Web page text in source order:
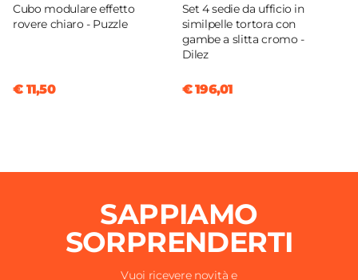
Cubo modulare effetto
rovere chiaro - Puzzle
€ 11,50
Set 4 sedie da ufficio in
similpelle tortora con
gambe a slitta cromo -
Dilez
€ 196,01
SAPPIAMO
SORPRENDERTI
Vuoi ricevere novità e